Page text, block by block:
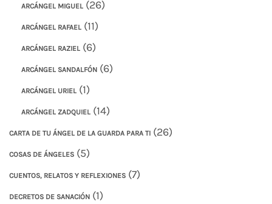
ARCÁNGEL MIGUEL (26)
ARCÁNGEL RAFAEL (11)
ARCÁNGEL RAZIEL (6)
ARCÁNGEL SANDALFÓN (6)
ARCÁNGEL URIEL (1)
ARCÁNGEL ZADQUIEL (14)
CARTA DE TU ÁNGEL DE LA GUARDA PARA TI (26)
COSAS DE ÁNGELES (5)
CUENTOS, RELATOS Y REFLEXIONES (7)
DECRETOS DE SANACIÓN (1)